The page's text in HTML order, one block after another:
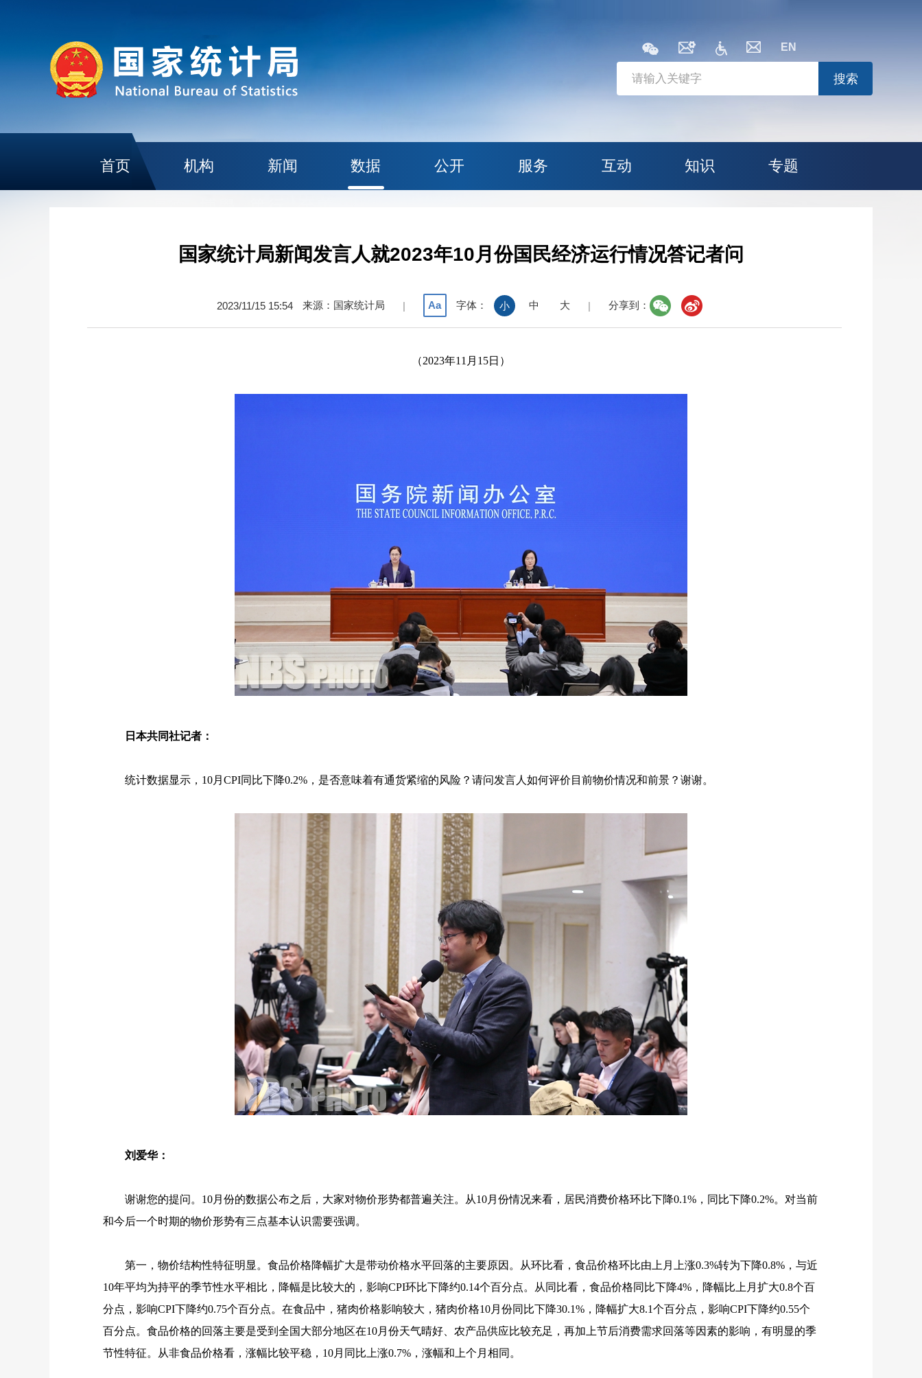
EN
搜索
首页 机构 新闻 数据 公开 服务 互动 知识 专题
国家统计局新闻发言人就2023年10月份国民经济运行情况答记者问
2023/11/15 15:54 来源：国家统计局 | Aa 字体： 小 中 大 | 分享到：
（2023年11 月 15日）
日本共同社记者：
统计数据显示， 10月 CPI同比下降0.2% ，是否意味着有通货紧缩的风险？请问发言人如何评价目前物价情况和前景？谢谢。
刘爱华：
谢谢您的提问。 10月份的数据公布之后，大家对物价形势都普遍关注。从10月份情况来看，居民消费价格环比下降0.1% ，同比下降0.2%。对当前
和今后一个时期的物价形势有三点基本认识需要强调。
第一，物价结构性特征明显。食品价格降幅扩大是带动价格水平回落的主要原因。从环比看，食品价格环比由上月上涨0.3%转为下降0.8% ，与近
10年平均为持平的季节性水平相比，降幅是比较大的，影响CPI环比下降约0.14个百分点。从同比看，食品价格同比下降4% ，降幅比上月扩大0.8个百
分点，影响CPI下降约0.75个百分点。在食品中，猪肉价格影响较大，猪肉价格10月份同比下降30.1% ，降幅扩大8.1个百分点，影响CPI下降约0.55个
百分点。食品价格的回落主要是受到全国大部分地区在10月份天气晴好、农产品供应比较充足，再加上节后消费需求回落等因素的影响，有明显的季
节性特征。从非食品价格看，涨幅比较平稳， 10月同比上涨0.7% ，涨幅和上个月相同。